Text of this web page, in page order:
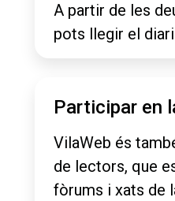
A partir de les
pots llegir el diari
Participar en
VilaWeb és
de lectors, que
fòrums i xats de